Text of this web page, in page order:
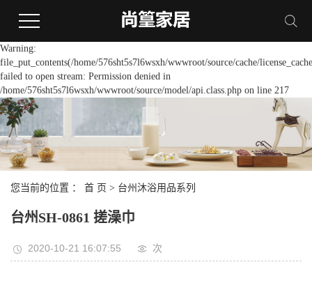
Warning:
file_put_contents(/home/576sht5s7l6wsxh/wwwroot/source/cache/
failed to open stream: Permission denied in
/home/576sht5s7l6wsxh/wwwroot/source/model/api.class.php on line 217
您当前的位置 ： 首 页 > 台州沐浴用品系列
台州SH-0861 搓澡巾
2020-10-21 16:07:55 次